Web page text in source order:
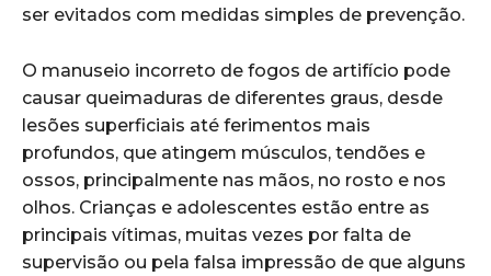
ser evitados com medidas simples de prevenção.
O manuseio incorreto de fogos de artifício pode
causar queimaduras de diferentes graus, desde
lesões superficiais até ferimentos mais
profundos, que atingem músculos, tendões e
ossos, principalmente nas mãos, no rosto e nos
olhos. Crianças e adolescentes estão entre as
principais vítimas, muitas vezes por falta de
supervisão ou pela falsa impressão de que alguns